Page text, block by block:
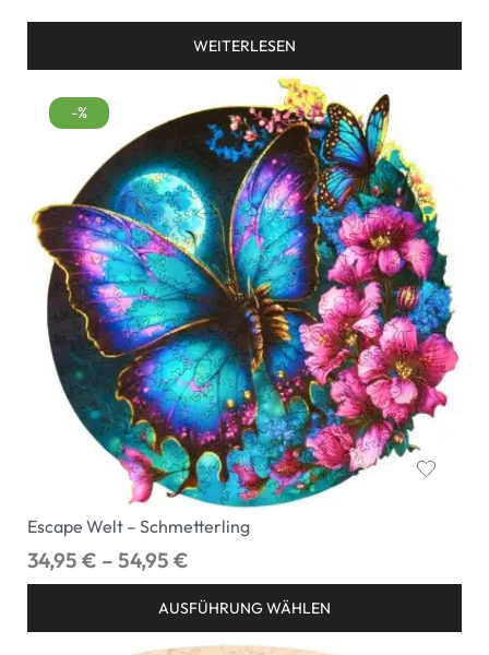
WEITERLESEN
-%
Escape Welt – Schmetterling
34,95 € – 54,95 €
AUSFÜHRUNG WÄHLEN